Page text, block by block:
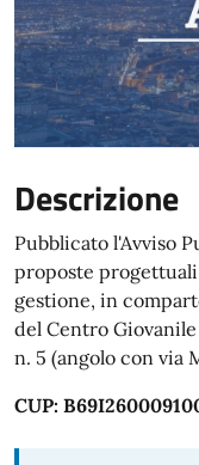
Descrizione
Pubblicato l'Avviso
proposte
gestione, in
del Centro Giovanile
n. 5 (angolo con via
CUP: